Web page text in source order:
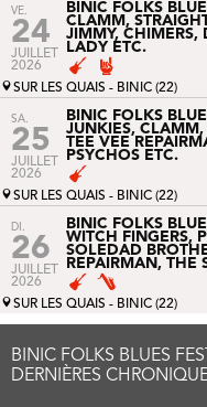
VE.
24
JUILLET
2026
BINIC FOLKS
CLAMM,
JIMMY, CHIMERS,
LADY ETC.
SUR LES QUAIS - BINIC (22)
SA.
25
JUILLET
2026
BINIC FOLKS
JUNKIES, CLAMM,
TEE VEE
PSYCHOS ETC.
SUR LES QUAIS - BINIC (22)
DI.
26
JUILLET
2026
BINIC FOLKS
WITCH FINGERS,
SOLEDAD
REPAIRMAN, THE
SUR LES QUAIS - BINIC (22)
BINIC FOLKS BLUES
DERNIÈRES